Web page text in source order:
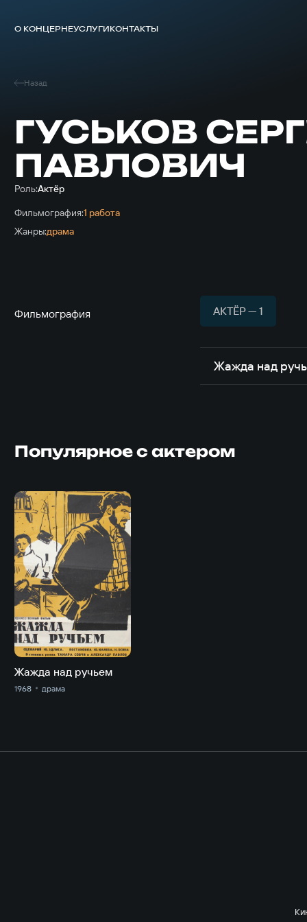
О КОНЦЕРНЕУСЛУГИКОНТАКТЫ
Назад
ГУСЬКОВ
ПАВЛОВИЧ
Роль:Актёр
Фильмография:1 работа
Жанры:драма
Фильмография АКТЁР — 1
Жажда над
Популярное с актером
Жажда над ручьем
1968 драма